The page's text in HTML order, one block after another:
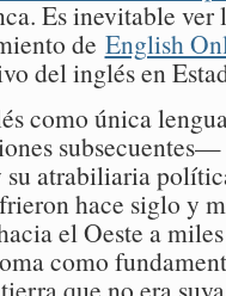
Es inevitable
de English
del inglés en
como única
su atrabiliaria
hace siglo y
el Oeste a
como